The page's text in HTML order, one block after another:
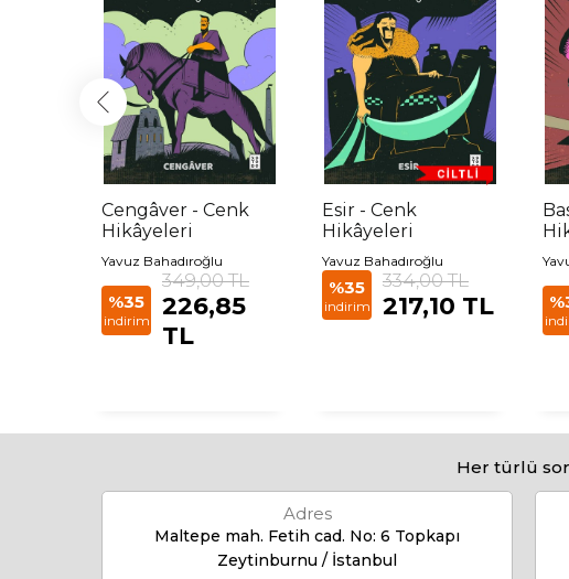
Cengâver - Cenk
Hikâyeleri
Yavuz Bahadıroğlu
%35
indirim
349,00 TL
226,85
TL
Esir - Cenk
Hikâyeleri
Yavuz Bahadıroğlu
%35
indirim
334,00 TL
217,10 TL
Her türlü
Adres
Maltepe mah. Fetih cad. No: 6 Topkapı
Zeytinburnu / İstanbul